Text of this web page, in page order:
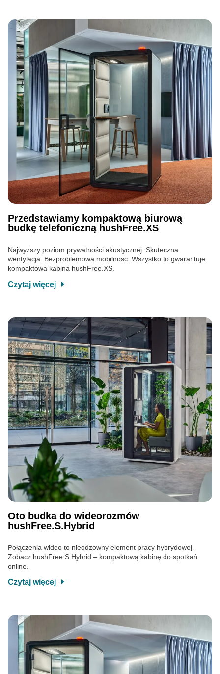
Przedstawiamy kompaktową biurową
budkę telefoniczną hushFree.XS
Najwyższy poziom prywatności akustycznej. Skuteczna
wentylacja. Bezproblemowa mobilność. Wszystko to gwarantuje
kompaktowa kabina hushFree.XS.
Czytaj więcej
Oto budka do wideorozmów
hushFree.S.Hybrid
Połączenia wideo to nieodzowny element pracy hybrydowej.
Zobacz hushFree.S.Hybrid – kompaktową kabinę do spotkań
online.
Czytaj więcej